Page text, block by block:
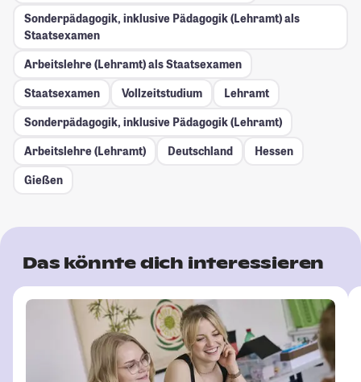
Sonderpädagogik, inklusive Pädagogik (Lehramt) als
Staatsexamen
Arbeitslehre (Lehramt) als Staatsexamen
Staatsexamen
Vollzeitstudium
Lehramt
Sonderpädagogik, inklusive Pädagogik (Lehramt)
Arbeitslehre (Lehramt)
Deutschland
Hessen
Gießen
Das könnte dich interessieren